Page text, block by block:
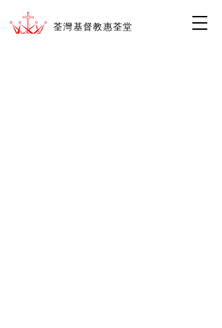
荃灣基督教惠荃堂